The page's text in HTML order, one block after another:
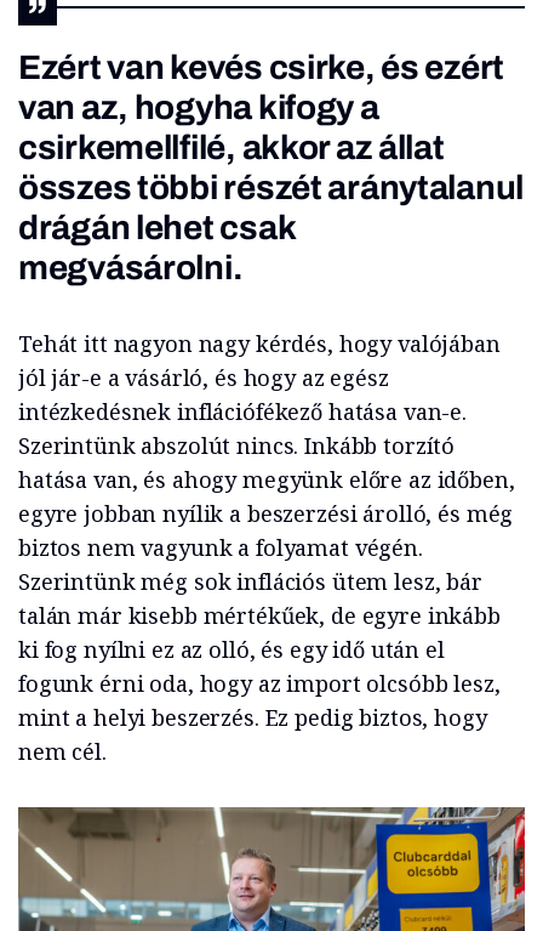
Ezért van kevés csirke, és ezért
van az, hogyha kifogy a
csirkemellfilé, akkor az állat
összes többi részét aránytalanul
drágán lehet csak
megvásárolni.
Tehát itt nagyon nagy kérdés, hogy valójában
jól jár-e a vásárló, és hogy az egész
intézkedésnek inflációfékező hatása van-e.
Szerintünk abszolút nincs. Inkább torzító
hatása van, és ahogy megyünk előre az időben,
egyre jobban nyílik a beszerzési árolló, és még
biztos nem vagyunk a folyamat végén.
Szerintünk még sok inflációs ütem lesz, bár
talán már kisebb mértékűek, de egyre inkább
ki fog nyílni ez az olló, és egy idő után el
fogunk érni oda, hogy az import olcsóbb lesz,
mint a helyi beszerzés. Ez pedig biztos, hogy
nem cél.